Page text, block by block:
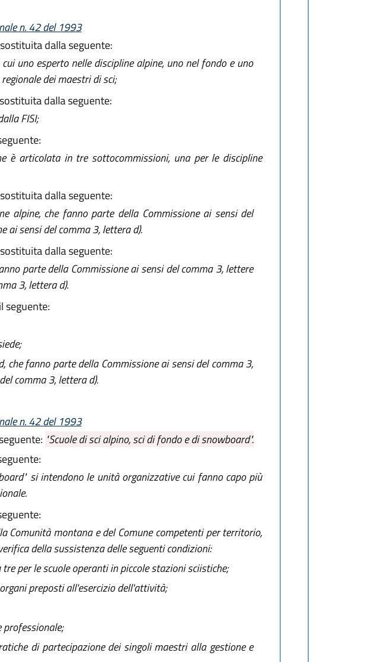
n. 42 del 1993
dalla seguente:
uno esperto nelle discipline alpine, uno nel fondo e uno
dei maestri di sci;
dalla seguente:
FISI;
è articolata in tre sottocommissioni, una per le discipline
dalla seguente:
che fanno parte della Commissione ai sensi del
ai sensi del comma 3, lettera d).
dalla seguente:
parte della Commissione ai sensi del comma 3, lettere
3, lettera d).
seguente:
fanno parte della Commissione ai sensi del comma 3,
comma 3, lettera d).
n. 42 del 1993
"Scuole di sci alpino, sci di fondo e di snowboard".
si intendono le unità organizzative cui fanno capo più
Comunità montana e del Comune competenti per territorio,
della sussistenza delle seguenti condizioni:
per le scuole operanti in piccole stazioni sciistiche;
preposti all'esercizio dell'attività;
di partecipazione dei singoli maestri alla gestione e